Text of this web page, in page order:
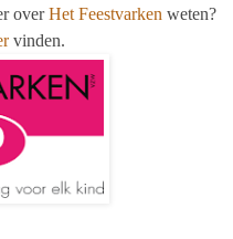
overHet Feestvarken weten?
vinden.